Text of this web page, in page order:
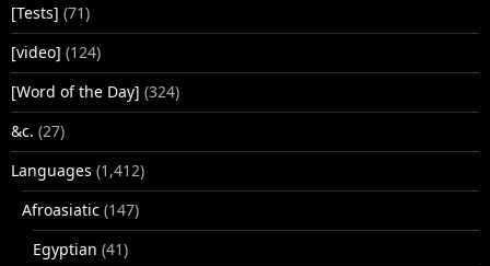
[Tests] (71)
[video] (124)
[Word of the Day] (324)
&c. (27)
Languages (1,412)
Afroasiatic (147)
Egyptian (41)